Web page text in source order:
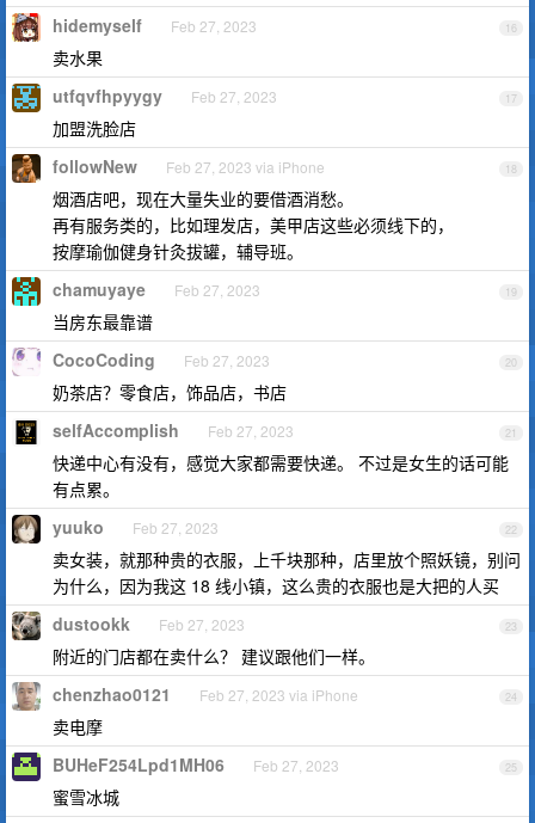
16
hidemyself Feb 27, 2023
卖水果
17
utfqvfhpyygy Feb 27, 2023
加盟洗脸店
18
followNew Feb 27, 2023 via iPhone
烟酒店吧，现在大量失业的要借酒消愁。
再有服务类的，比如理发店，美甲店这些必须线下的，
按摩瑜伽健身针灸拔罐，辅导班。
19
chamuyaye Feb 27, 2023
当房东最靠谱
20
CocoCoding Feb 27, 2023
奶茶店？零食店，饰品店，书店
21
selfAccomplish Feb 27, 2023
快递中心有没有，感觉大家都需要快递。 不过是女生的话可能
有点累。
22
yuuko Feb 27, 2023
卖女装，就那种贵的衣服，上千块那种，店里放个照妖镜，别问
为什么，因为我这 18 线小镇，这么贵的衣服也是大把的人买
23
dustookk Feb 27, 2023
附近的门店都在卖什么？ 建议跟他们一样。
24
chenzhao0121 Feb 27, 2023 via iPhone
卖电摩
25
BUHeF254Lpd1MH06 Feb 27, 2023
蜜雪冰城